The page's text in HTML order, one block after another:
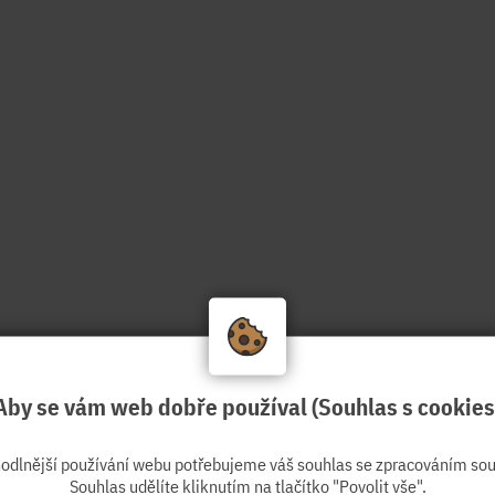
se vám web dobře používal (Souhlas s
používání webu potřebujeme váš souhlas se zpracováním
Souhlas udělíte kliknutím na tlačítko "Povolit vše".